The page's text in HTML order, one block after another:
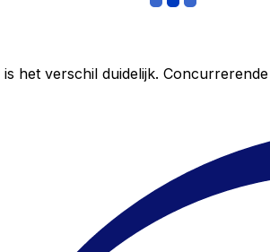
het verschil duidelijk.